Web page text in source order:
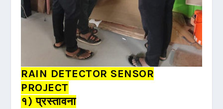
RAIN DETECTOR SENSOR
PROJECT
१) प्रस्तावना